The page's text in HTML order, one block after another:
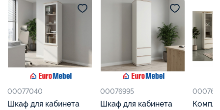
00077040
Шкаф для кабинета
00076995
Шкаф для кабинета